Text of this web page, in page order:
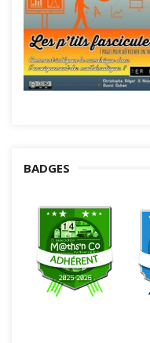
BADGES